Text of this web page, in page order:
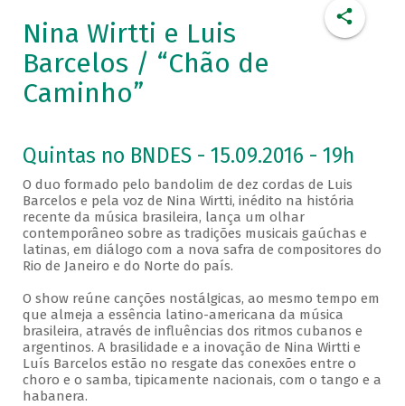
Nina Wirtti e Luis
Barcelos / “Chão de
Caminho”
Quintas no BNDES - 15.09.2016 - 19h
O duo formado pelo bandolim de dez cordas de Luis
Barcelos e pela voz de Nina Wirtti, inédito na história
recente da música brasileira, lança um olhar
contemporâneo sobre as tradições musicais gaúchas e
latinas, em diálogo com a nova safra de compositores do
Rio de Janeiro e do Norte do país.
O show reúne canções nostálgicas, ao mesmo tempo em
que almeja a essência latino-americana da música
brasileira, através de influências dos ritmos cubanos e
argentinos. A brasilidade e a inovação de Nina Wirtti e
Luís Barcelos estão no resgate das conexões entre o
choro e o samba, tipicamente nacionais, com o tango e a
habanera.